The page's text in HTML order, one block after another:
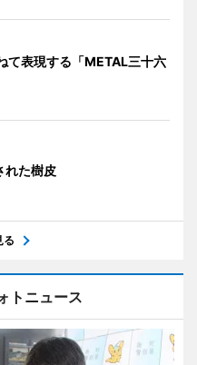
て表現する「METAL三十六
れた樹皮
る
トニュース